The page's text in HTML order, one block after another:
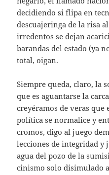
decidiendo si flipa en
descuajeringa de la risa
irredentos se dejan
barandas del estado (ya
total, oigan.
Siempre queda, claro, la
que es aguantarse la
creyéramos de veras
política se normalice y
cromos, digo al juego
lecciones de integridad y
agua del pozo de la
cinismo solo disimulado